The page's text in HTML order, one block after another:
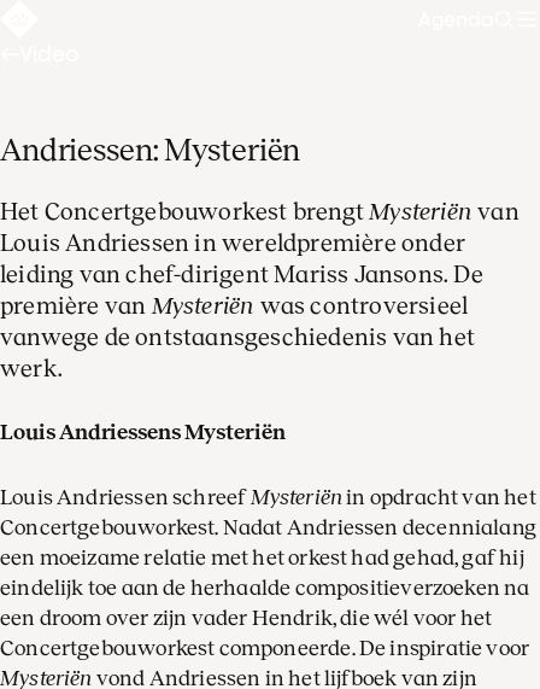
Andriessen: Mysteriën
Het Concertgebouworkest brengtMysteriën van
Louis Andriessen in wereldpremière onder
leiding van chef-dirigent Mariss Jansons. De
première vanMysteriën was controversieel
vanwege de ontstaansgeschiedenis van het
werk.
Louis Andriessens Mysteriën
Louis Andriessen schreef Mysteriënin opdracht van het
Concertgebouworkest. Nadat Andriessen decennialang
een moeizame relatie met het orkest had gehad, gaf hij
eindelijk toe aan de herhaalde compositieverzoeken na
een droom over zijn vader Hendrik, die wél voor het
Concertgebouworkest componeerde. De inspiratie voor
Mysteriën vond Andriessen in het lijfboek van zijn